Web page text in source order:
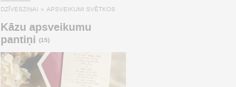
DZĪVESZIŅAI » APSVEIKUMI SVĒTKOS
Kāzu apsveikumu
pantiņi (15)